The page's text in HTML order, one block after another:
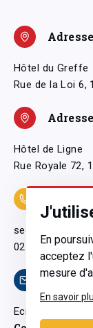
En
acceptez
mesure
En savoir
Hôtel du Greffe
Rue de la Loi 6,
Hôtel de Ligne
Rue Royale 72,
02 506 38 11
Contact
Ecrivez-nous